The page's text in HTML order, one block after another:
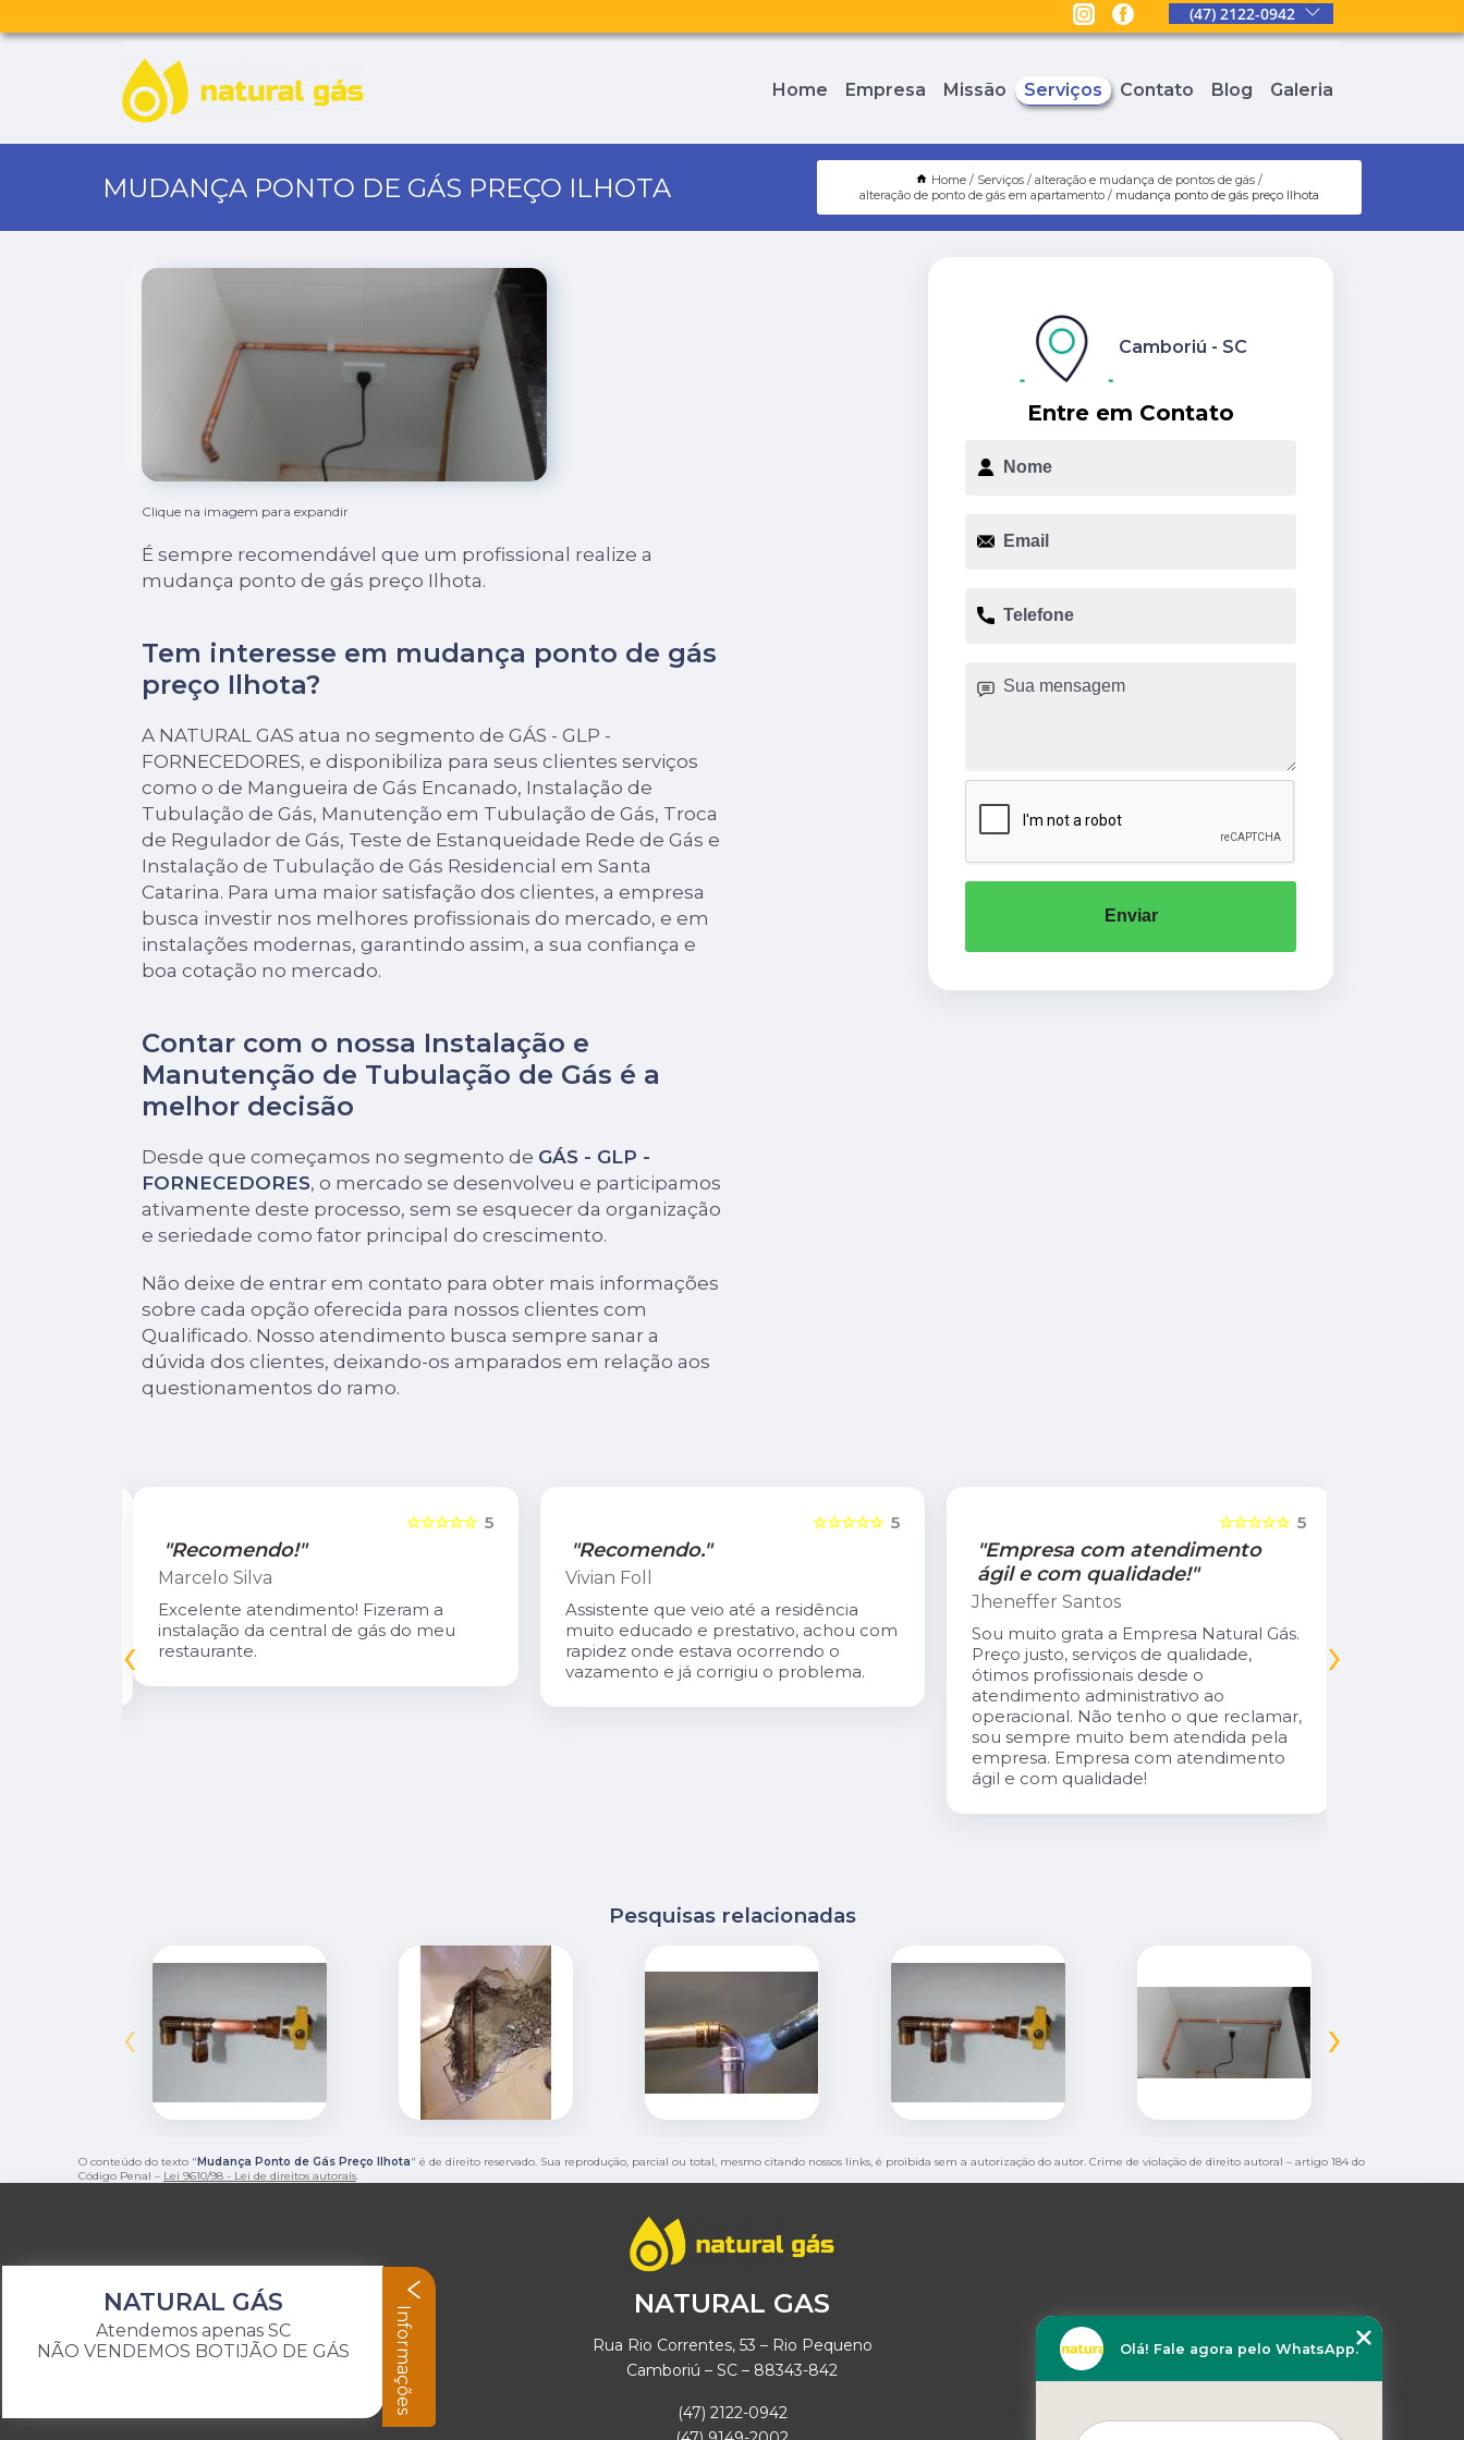
(47) 2122-0942
Home Empresa Missão Serviços Contato Blog Galeria
MUDANÇA PONTO DE GÁS PREÇO ILHOTA Home Serviços
alteração e mudança de pontos de gás
alteração de ponto de gás em apartamento
mudança ponto de gás preço Ilhota
Clique na imagem para expandir
É sempre recomendável que um profissional realize a
mudança ponto de gás preço Ilhota.
Tem interesse em mudança ponto de gás
preço Ilhota?
A NATURAL GAS atua no segmento de GÁS - GLP -
FORNECEDORES, e disponibiliza para seus clientes serviços
como o de Mangueira de Gás Encanado, Instalação de
Tubulação de Gás, Manutenção em Tubulação de Gás, Troca
de Regulador de Gás, Teste de Estanqueidade Rede de Gás e
Instalação de Tubulação de Gás Residencial em Santa
Catarina. Para uma maior satisfação dos clientes, a empresa
busca investir nos melhores profissionais do mercado, e em
instalações modernas, garantindo assim, a sua confiança e
boa cotação no mercado.
Contar com o nossa Instalação e
Manutenção de Tubulação de Gás é a
melhor decisão
Desde que começamos no segmento de GÁS - GLP -
FORNECEDORES, o mercado se desenvolveu e participamos
ativamente deste processo, sem se esquecer da organização
e seriedade como fator principal do crescimento.
Não deixe de entrar em contato para obter mais informações
sobre cada opção oferecida para nossos clientes com
Qualificado. Nosso atendimento busca sempre sanar a
dúvida dos clientes, deixando-os amparados em relação aos
questionamentos do ramo.
Entre em Contato
Camboriú - SC
Enviar
5
☆☆☆☆☆
"Recomendo!"
Marcelo Silva
Excelente atendimento! Fizeram a
instalação da central de gás do meu
restaurante.
5
☆☆☆☆☆
"Recomendo."
Vivian Foll
Assistente que veio até a residência
muito educado e prestativo, achou com
rapidez onde estava ocorrendo o
vazamento e já corrigiu o problema.
5
☆☆☆☆☆
"Empresa com atendimento
ágil e com qualidade!"
Jheneffer Santos
Sou muito grata a Empresa Natural Gás.
Preço justo, serviços de qualidade,
ótimos profissionais desde o
atendimento administrativo ao
operacional. Não tenho o que reclamar,
sou sempre muito bem atendida pela
empresa. Empresa com atendimento
ágil e com qualidade!
‹ ›
Pesquisas relacionadas
‹ ›
O conteúdo do texto " Mudança Ponto de Gás Preço Ilhota" é de direito reservado. Sua reprodução, parcial ou total, mesmo citando nossos links, é proibida sem a autorização do autor. Crime de violação de direito autoral – artigo 184 do
Código Penal – Lei 9610/98 - Lei de direitos autorais.
NATURAL GAS
Rua Rio Correntes, 53 – Rio Pequeno
Camboriú – SC – 88343-842
(47) 2122-0942
Olá! Fale agora pelo WhatsApp.
NATURAL GÁS
Atendemos apenas SC
NÃO VENDEMOS BOTIJÃO DE GÁS
Informações